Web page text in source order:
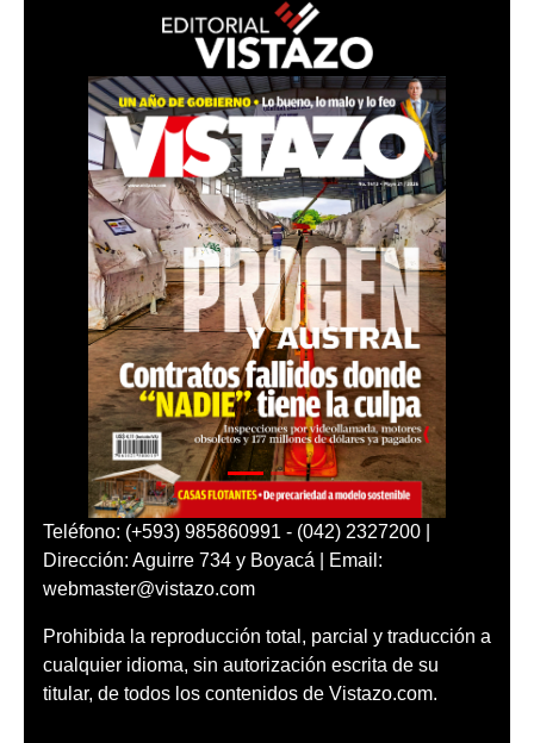
Teléfono: (+593) 985860991 - (042) 2327200 |
Dirección: Aguirre 734 y Boyacá | Email:
webmaster@vistazo.com
Prohibida la reproducción total, parcial y traducción a
cualquier idioma, sin autorización escrita de su
titular, de todos los contenidos de Vistazo.com.